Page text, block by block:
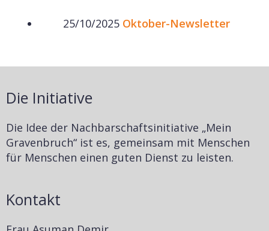
25/10/2025 Oktober-Newsletter
Die Initiative
Die Idee der Nachbarschaftsinitiative „Mein
Gravenbruch“ ist es, gemeinsam mit Menschen
für Menschen einen guten Dienst zu leisten.
Kontakt